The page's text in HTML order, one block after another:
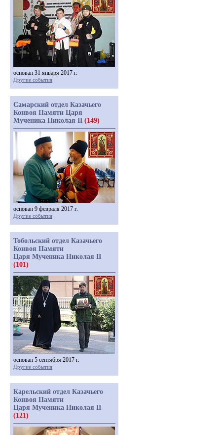
основан 31 января 2017 г.
Другие события
Самарский отдел Казачьего
Конвоя Памяти Царя
Мученика Николая II (149)
основан 9 февраля 2017 г.
Другие события
Тобольский отдел Казачьего
Конвоя Памяти
Царя Мученика Николая II
(101)
основан 5 сентября 2017 г.
Другие события
Карельский отдел Казачьего
Конвоя Памяти
Царя Мученика Николая II
(121)